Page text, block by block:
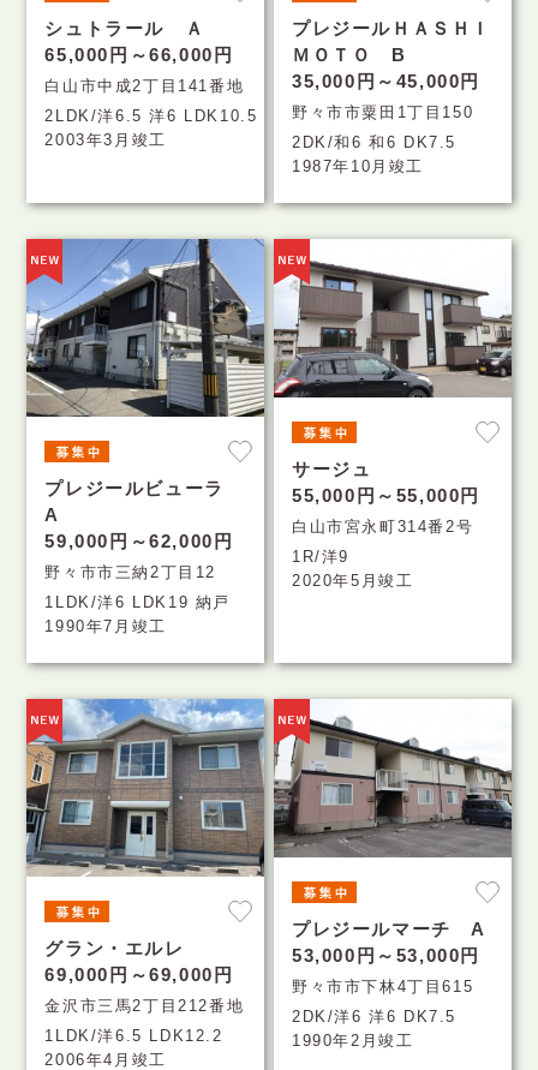
シュトラール Ａ
65,000円～66,000円
白山市中成2丁目141番地
2LDK/洋6.5 洋6 LDK10.5
2003年3月竣工
プレジールＨＡＳＨＩ
ＭＯＴＯ B
35,000円～45,000円
野々市市粟田1丁目150
2DK/和6 和6 DK7.5
1987年10月竣工
プレジールビューラ
A
59,000円～62,000円
野々市市三納2丁目12
1LDK/洋6 LDK19 納戸
1990年7月竣工
サージュ
55,000円～55,000円
白山市宮永町314番2号
1R/洋9
2020年5月竣工
グラン・エルレ
69,000円～69,000円
金沢市三馬2丁目212番地
1LDK/洋6.5 LDK12.2
2006年4月竣工
プレジールマーチ A
53,000円～53,000円
野々市市下林4丁目615
2DK/洋6 洋6 DK7.5
1990年2月竣工